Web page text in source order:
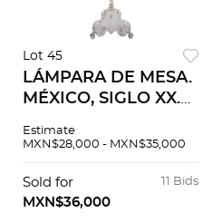
Lot 45
LÁMPARA DE MESA.
MÉXICO, SIGLO XX.
MARMOLEJO,
con pantalla en
cartoncillo. Peso
Estimate
MXN$28,000 - MXN$35,000
11 Bids
Sold for
MXN$36,000